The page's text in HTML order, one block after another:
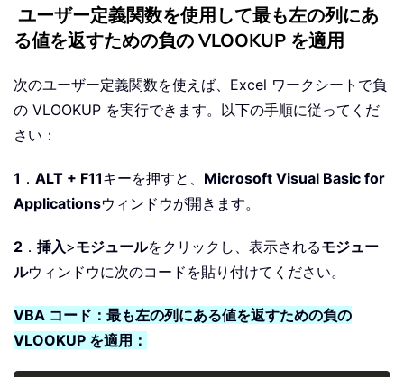
ユーザー定義関数を使用して最も左の列にあ
る値を返すための負の VLOOKUP を適用
次のユーザー定義関数を使えば、Excel ワークシートで負
の VLOOKUP を実行できます。以下の手順に従ってくだ
さい：
1 ． ALT + F11キーを押すと、 Microsoft Visual Basic for
Applicationsウィンドウが開きます。
2 ． 挿入>モジュールをクリックし、表示されるモジュー
ルウィンドウに次のコードを貼り付けてください。
VBA コード：最も左の列にある値を返すための負の
VLOOKUP を適用：